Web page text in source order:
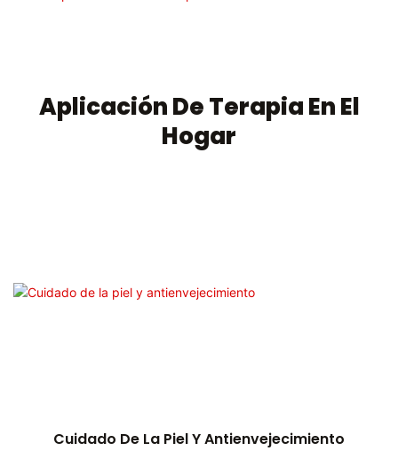
Aplicación De Terapia En El
Hogar
Cuidado De La Piel Y Antienvejecimiento